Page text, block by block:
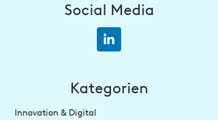
Social Media
Kategorien
Innovation & Digital